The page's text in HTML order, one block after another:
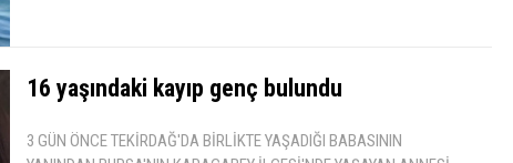
16 yaşındaki kayıp genç bulundu
3 GÜN ÖNCE TEKİRDAĞ'DA BİRLİKTE YAŞADIĞI BABASININ